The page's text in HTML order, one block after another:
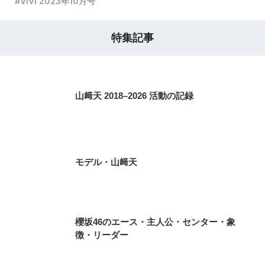
特集記事
山﨑天 2018–2026 活動の記録
モデル・山﨑天
櫻坂46のエース・主人公・センター・象
徴・リーダー